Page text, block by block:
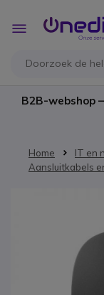
Toggle
Nav
B2B-webshop
Home
IT en
Aansluitkabels